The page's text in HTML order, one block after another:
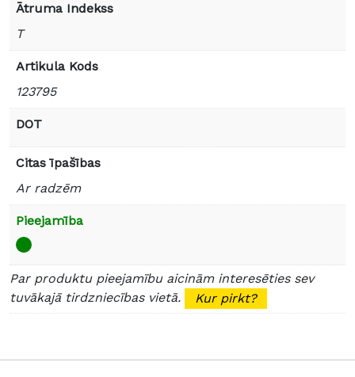
Ātruma Indekss
T
Artikula Kods
123795
DOT
Citas īpašības
Ar radzēm
Pieejamība
Par produktu pieejamību aicinām interesēties sev
tuvākajā tirdzniecības vietā.
Kur pirkt?